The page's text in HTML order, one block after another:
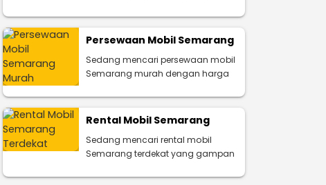
Persewaan Mobil Semarang
Sedang mencari persewaan mobil
Semarang murah dengan harga
Rental Mobil Semarang
Sedang mencari rental mobil
Semarang terdekat yang gampan